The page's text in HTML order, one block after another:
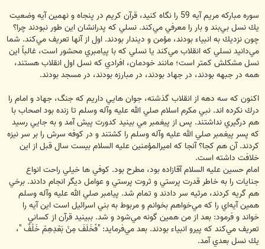
سوره مباركه مريم آيه 59 را نگاه كنيد، قرآن كريم در پنجاه و نهمين آيه وضعيت
يك نسل بي‌بند و بار را معرفي مي‌كند. نسلي كه پدرانشان اين طور نبودند چرا؟
چون نزديك به انبياء بودند، مؤمن و ديندار بودند. اول از آنها تعريف مي‌كند. شما
مي‌دانيد نسلي كه انقلاب مي‌كند يا نسلي كه با پيامبري محشور است، غالباً اين
نسل مشكلش كمتر است؛ مانند خودمان، افرادي كه نسل اول انقلاب هستند،
همه در جبهه بودند، در جهاد بودند، در مبارزه بودند، در مسجد بودند.
اكنون كه سه دهه از انقلاب گذشته، جوان هايي داريم كه جنگ، جهاد و امام را
درك نكرده اند. نبي مكرم اسلام صلي الله عليه وآله وسلم تا زنده بود اصحاب با
هم درگيري نداشتند. پس از پيغمبر مي بينيد كدورت پيش آمد و به جايي رسيد
كه پسر پيغمبر صلي الله عليه وآله وسلم را كشتند و در كوفه سرش را بر سر نيزه
كردند. آن هم كجا؟ آنجا كه اميرالمؤمنين عليه السلام بيست سال قبل از اين
خلافت داشته است.
امام حسين عليه السلام آقازاده بود، مطرح بود. كوفي ها خيلي راحت انواع
جنايات را به خاطر قدرت پرستي و ثروت پرستي و عوامل ديگر انجام دادند. برخي
هم گريه كردند، مرثيه سر دادند و تمام شد. پيامبر صلي الله عليه وآله وسلم
همين آيه‌اي را كه مي‌خواهم بخوانم و مربوط به بني اسرائيل است اين آيه را
خواند و فرمود: بعد از من همين گونه مي‌شود و شد. ببينيد قرآن از كساني
تعريف مي‌كند كه پيرو انبياء بودند. بعد مي‌فرمايد: "فَخَلَفَ مِنْ بَعْدِهِمْ خَلْفٌ "،
يك نسل بعدي آمد.